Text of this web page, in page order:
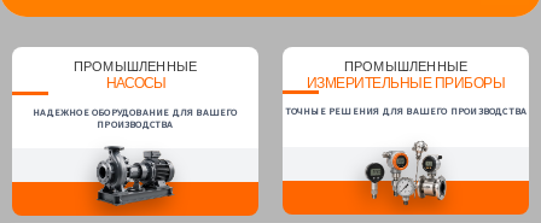
ПРОМЫШЛЕННЫЕ
НАСОСЫ
НАДЕЖНОЕ ОБОРУДОВАНИЕ ДЛЯ ВАШЕГО
ПРОИЗВОДСТВА
ПРОМЫШЛЕННЫЕ
ИЗМЕРИТЕЛЬНЫЕ ПРИБОРЫ
ТОЧНЫЕ РЕШЕНИЯ ДЛЯ ВАШЕГО ПРОИЗВОДСТВА